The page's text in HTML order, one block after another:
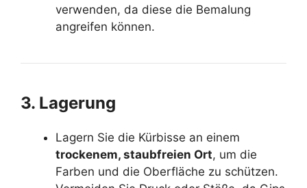
verwenden, da diese die Bemalung
angreifen können.
3. Lagerung
Lagern Sie die Kürbisse an einem
trockenem, staubfreien Ort, um die
Farben und die Oberfläche zu schützen.